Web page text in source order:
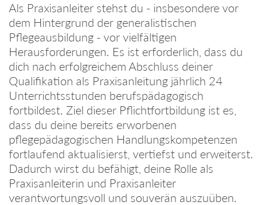
Als Praxisanleiter stehst du - insbesondere vor
dem Hintergrund der generalistischen
Pflegeausbildung - vor vielfältigen
Herausforderungen. Es ist erforderlich, dass du
dich nach erfolgreichem Abschluss deiner
Qualifikation als Praxisanleitung jährlich 24
Unterrichtsstunden berufspädagogisch
fortbildest. Ziel dieser Pflichtfortbildung ist es,
dass du deine bereits erworbenen
pflegepädagogischen Handlungskompetenzen
fortlaufend aktualisierst, vertiefst und erweiterst.
Dadurch wirst du befähigt, deine Rolle als
Praxisanleiterin und Praxisanleiter
verantwortungsvoll und souverän auszuüben.